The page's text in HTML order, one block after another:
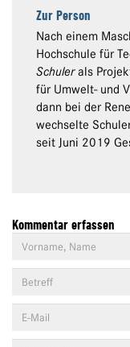
Zur Person
Nach einem
Hochschule für
Schulerals
für Umwelt- und
dann bei der
wechselte
seit Juni 2019
Kommentar erfassen